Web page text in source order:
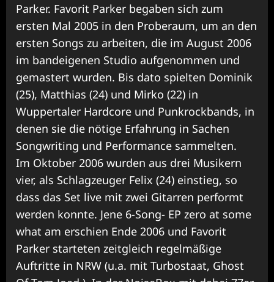
Parker. Favorit Parker begaben sich zum
ersten Mal 2005 in den Proberaum, um an den
ersten Songs zu arbeiten, die im August 2006
im bandeigenen Studio aufgenommen und
gemastert wurden. Bis dato spielten Dominik
(25), Matthias (24) und Mirko (22) in
Wuppertaler Hardcore und Punkrockbands, in
denen sie die nötige Erfahrung in Sachen
Songwriting und Performance sammelten.
Im Oktober 2006 wurden aus drei Musikern
vier, als Schlagzeuger Felix (24) einstieg, so
dass das Set live mit zwei Gitarren performt
werden konnte. Jene 6-Song- EP zero at some
what am erschien Ende 2006 und Favorit
Parker starteten zeitgleich regelmäßige
Auftritte in NRW (u.a. mit Turbostaat, Ghost